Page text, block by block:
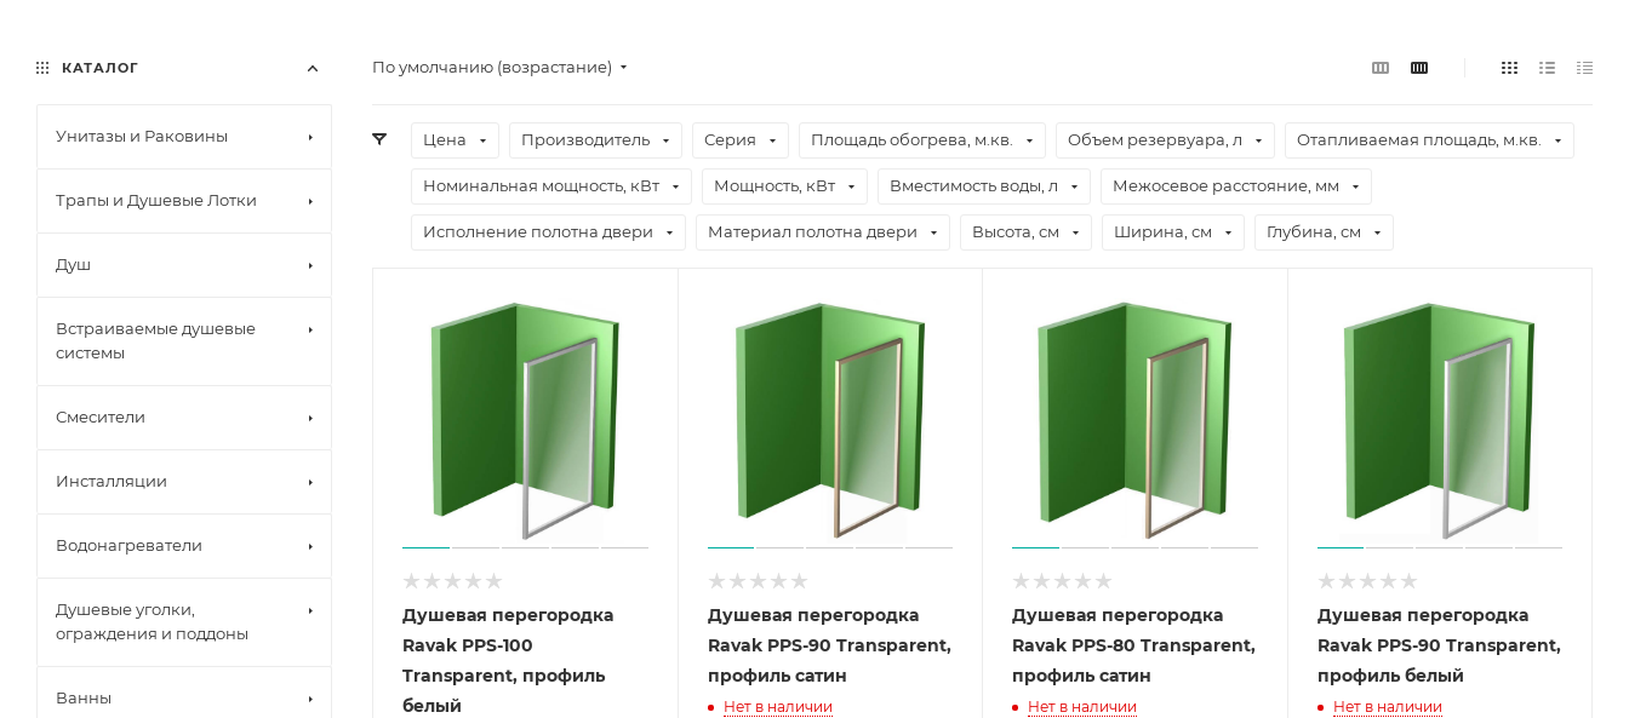
По умолчанию (возрастание)
Цена Производитель Серия Площадь обогрева, м.кв. Объем резервуара, л Отапливаемая площадь, м.кв.
Номинальная мощность, кВт Мощность, кВт Вместимость воды, л Межосевое расстояние, мм
Исполнение полотна двери Материал полотна двери Высота, см Ширина, см Глубина, см
Душевая перегородка
Ravak PPS-100
Transparent, профиль
белый
Душевая перегородка
Ravak PPS-90 Transparent,
профиль сатин
Нет в наличии
Душевая перегородка
Ravak PPS-80 Transparent,
профиль сатин
Нет в наличии
Душевая перегородка
Ravak PPS-90 Transparent,
профиль белый
Нет в наличии
КАТАЛОГ
Унитазы и Раковины
Трапы и Душевые Лотки
Душ
Встраиваемые душевые
системы
Смесители
Инсталляции
Водонагреватели
Душевые уголки,
ограждения и поддоны
Ванны